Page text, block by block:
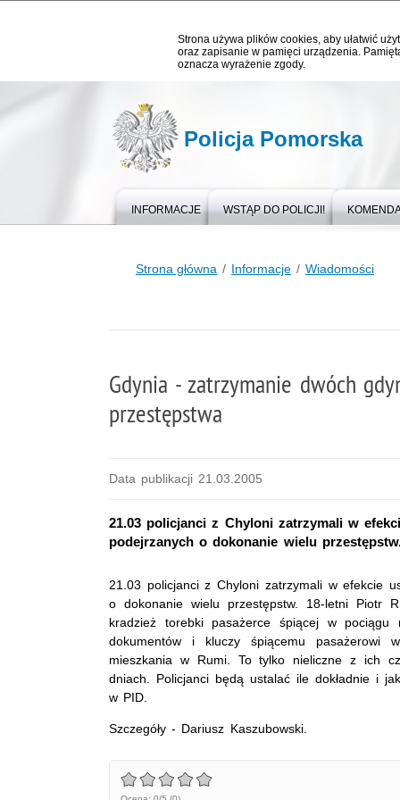
Strona używa plików cookies, aby ułatwić
oraz zapisanie w pamięci urządzenia.
oznacza wyrażenie zgody.
Policja Pomorska
INFORMACJE WSTĄP DO POLICJI!
Strona główna Informacje Wiadomości
Gdynia - zatrzymanie dwóch
przestępstwa
Data publikacji 21.03.2005
21.03 policjanci z Chyloni zatrzymali w
podejrzanych o dokonanie wielu
21.03 policjanci z Chyloni zatrzymali w efekcie
o dokonanie wielu przestępstw. 18-letni
kradzież torebki pasażerce śpiącej w pociągu
dokumentów i kluczy śpiącemu pasażerowi
mieszkania w Rumi. To tylko nieliczne z ich
dniach. Policjanci będą ustalać ile dokładnie i
w PID.
Szczegóły - Dariusz Kaszubowski.